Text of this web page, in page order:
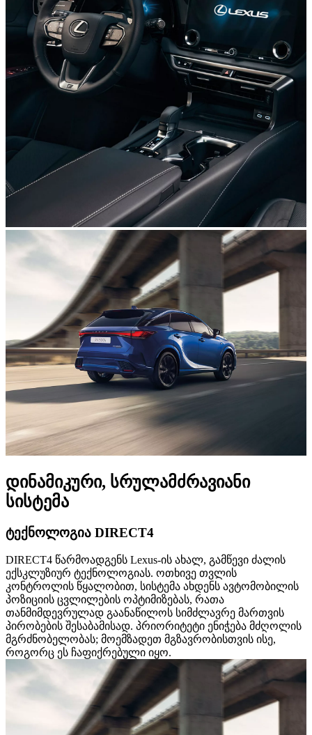
დინამიკური, სრულამძრავიანი
სისტემა
ტექნოლოგია DIRECT4
DIRECT4 წარმოადგენს Lexus-ის ახალ, გამწევი ძალის
ექსკლუზიურ ტექნოლოგიას. ოთხივე თვლის
კონტროლის წყალობით, სისტემა ახდენს ავტომობილის
პოზიციის ცვლილების ოპტიმიზებას, რათა
თანმიმდევრულად გაანაწილოს სიმძლავრე მართვის
პირობების შესაბამისად. პრიორიტეტი ენიჭება მძღოლის
მგრძნობელობას; მოემზადეთ მგზავრობისთვის ისე,
როგორც ეს ჩაფიქრებული იყო.